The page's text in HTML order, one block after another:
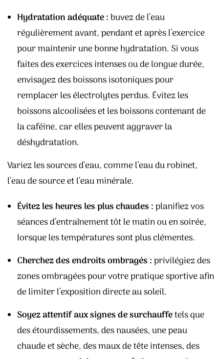
Hydratation adéquate : buvez de l’eau
régulièrement avant, pendant et après l’exercice
pour maintenir une bonne hydratation. Si vous
faites des exercices intenses ou de longue durée,
envisagez des boissons isotoniques pour
remplacer les électrolytes perdus. Évitez les
boissons alcoolisées et les boissons contenant de
la caféine, car elles peuvent aggraver la
déshydratation.
Variez les sources d’eau, comme l’eau du robinet,
l’eau de source et l’eau minérale.
Évitez les heures les plus chaudes :planifiez vos
séances d’entraînement tôt le matin ou en soirée,
lorsque les températures sont plus clémentes.
Cherchez des endroits ombragés :privilégiez des
zones ombragées pour votre pratique sportive afin
de limiter l’exposition directe au soleil.
Soyez attentif aux signes de surchauffetels que
des étourdissements, des nausées, une peau
chaude et sèche, des maux de tête intenses, des